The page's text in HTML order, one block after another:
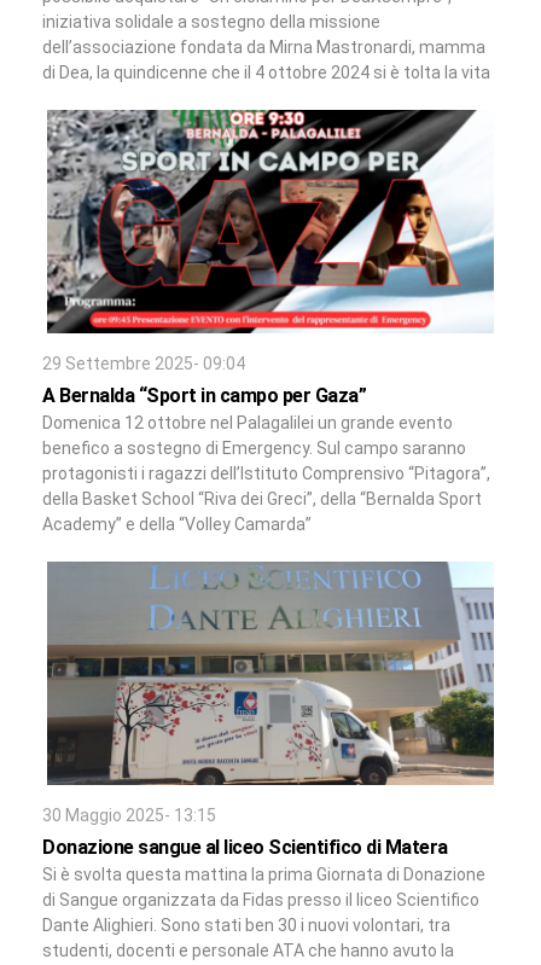
iniziativa solidale a sostegno della missione
dell’associazione fondata da Mirna Mastronardi, mamma
di Dea, la quindicenne che il 4 ottobre 2024 si è tolta la vita
29 Settembre 2025- 09:04
A Bernalda “Sport in campo per Gaza”
Domenica 12 ottobre nel Palagalilei un grande evento
benefico a sostegno di Emergency. Sul campo saranno
protagonisti i ragazzi dell’Istituto Comprensivo “Pitagora”,
della Basket School “Riva dei Greci”, della “Bernalda Sport
Academy” e della “Volley Camarda”
30 Maggio 2025- 13:15
Donazione sangue al liceo Scientifico di Matera
Si è svolta questa mattina la prima Giornata di Donazione
di Sangue organizzata da Fidas presso il liceo Scientifico
Dante Alighieri. Sono stati ben 30 i nuovi volontari, tra
studenti, docenti e personale ATA che hanno avuto la